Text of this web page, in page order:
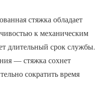
стяжка обладает
к механическим
длительный срок службы.
— стяжка сохнет
сократить время